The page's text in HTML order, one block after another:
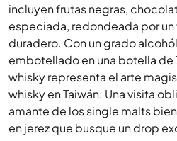
incluyen frutas negras,
especiada, redondeada por
duradero. Con un grado
embotellado en una botella
whisky representa el arte
whisky en Taiwán. Una visita
amante de los single malts
en jerez que busque un drop